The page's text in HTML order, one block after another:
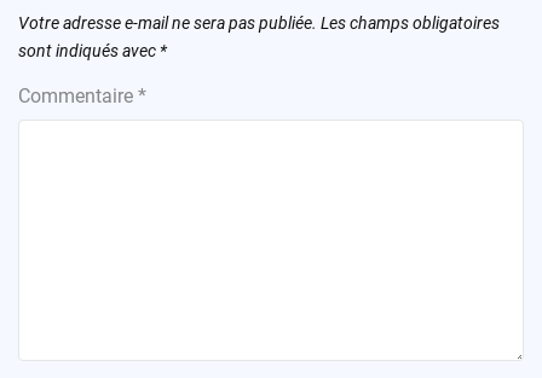
Votre adresse e-mail ne sera pas publiée. Les champs obligatoires
sont indiqués avec *
Commentaire *